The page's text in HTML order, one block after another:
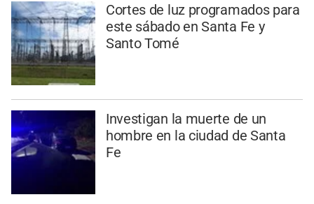
Cortes de luz programados para
este sábado en Santa Fe y
Santo Tomé
Investigan la muerte de un
hombre en la ciudad de Santa
Fe